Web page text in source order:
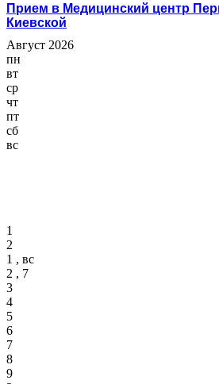
Прием в Медицинский центр
Киевской
Август 2026
пн
вт
ср
чт
пт
сб
вс
1
2
1 , вс
2 , 7
3
4
5
6
7
8
9